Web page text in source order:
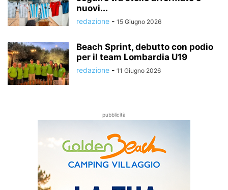
nuovi...
redazione - 15 Giugno 2026
Beach Sprint, debutto con podio
per il team Lombardia U19
redazione - 11 Giugno 2026
pubblicità